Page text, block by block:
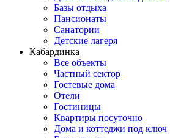
Базы отдыха
Пансионаты
Санатории
Детские лагеря
Кабардинка
Все объекты
Частный сектор
Гостевые дома
Отели
Гостиницы
Квартиры посуточно
Дома и коттеджи под ключ